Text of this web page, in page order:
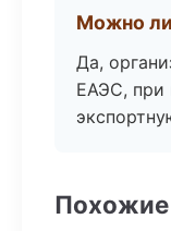
Можно
Да,
ЕАЭС, при
Похожие